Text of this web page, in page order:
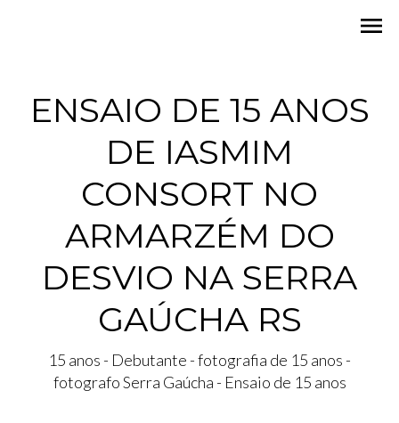
menu
ENSAIO DE 15 ANOS
DE IASMIM
CONSORT NO
ARMARZÉM DO
DESVIO NA SERRA
GAÚCHA RS
15 anos - Debutante - fotografia de 15 anos -
fotografo Serra Gaúcha - Ensaio de 15 anos